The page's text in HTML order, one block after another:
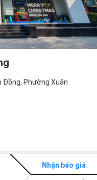
Đồng, Phường Xuân
Nhận báo giá